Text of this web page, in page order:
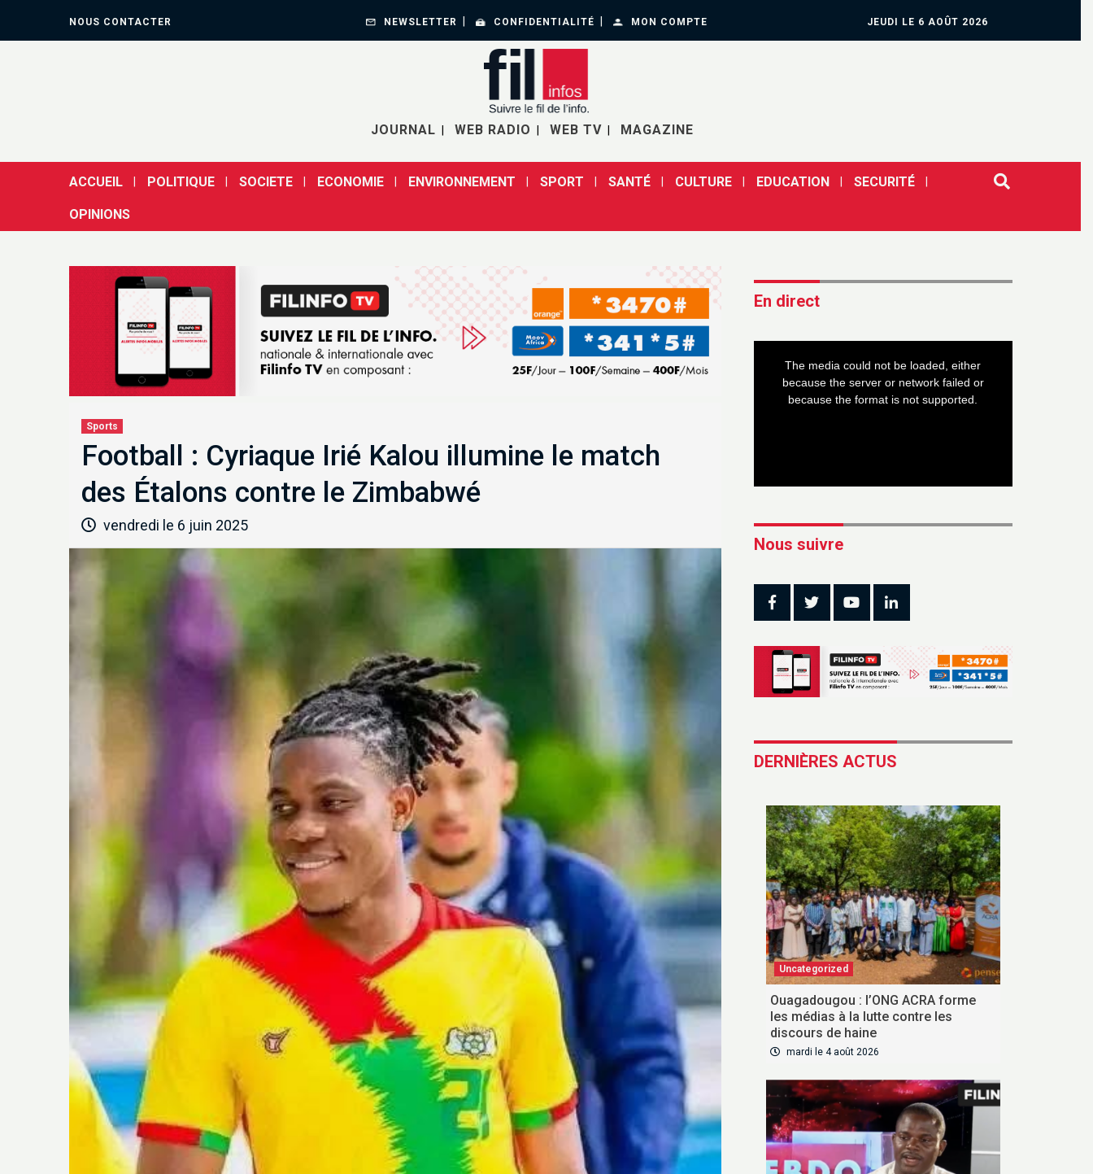
NOUS CONTACTER NEWSLETTER CONFIDENTIALITÉ MON COMPTE JEUDI LE 6 AOÛT 2026
JOURNAL WEB RADIO WEB TV MAGAZINE
ACCUEIL POLITIQUE SOCIETE ECONOMIE ENVIRONNEMENT SPORT SANTÉ CULTURE EDUCATION SECURITÉ
OPINIONS
Sports
Football : Cyriaque Irié Kalou illumine le match
des Étalons contre le Zimbabwé
vendredi le 6 juin 2025
En direct
The media could not be loaded, either
because the server or network failed or
because the format is not supported.
Nous suivre
DERNIÈRES ACTUS
Uncategorized
Ouagadougou : l’ONG ACRA forme
les médias à la lutte contre les
discours de haine
mardi le 4 août 2026